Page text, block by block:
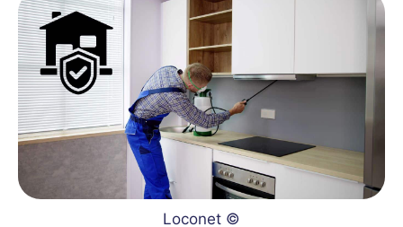
© Loconet